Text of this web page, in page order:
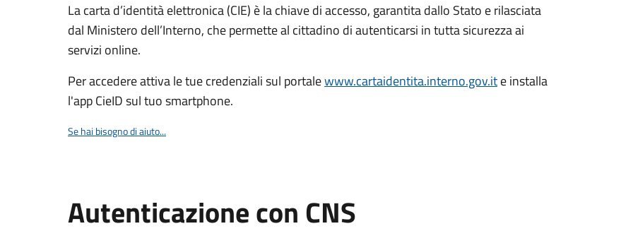
La carta d’identità elettronica (CIE) è la chiave di accesso, garantita dallo Stato e rilasciata
dal Ministero dell’Interno, che permette al cittadino di autenticarsi in tutta sicurezza ai
servizi online.
Per accedere attiva le tue credenziali sul portalewww.cartaidentita.interno.gov.ite installa
l'app CieID sul tuo smartphone.
Se hai bisogno di aiuto...
Autenticazione con CNS